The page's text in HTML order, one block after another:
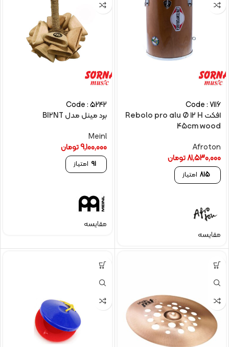
Code : 7116
افکت Rebolo pro alu Ø 12 H
45cm wood
Afroton
81,530,000تومان
815 امتیاز
مقایسه
Code : 5242
برد مینل مدل BI2NT
Meinl
9,100,000تومان
91 امتیاز
مقایسه